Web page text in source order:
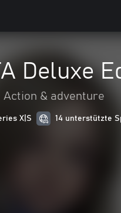
Deluxe
Action & adventure
X|S 14 unterstützte